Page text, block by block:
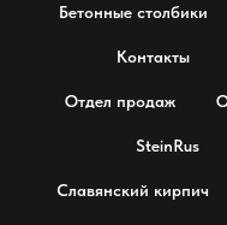
Бетонные столбики
Контакты
Отдел продаж
SteinRus
Славянский кирпич